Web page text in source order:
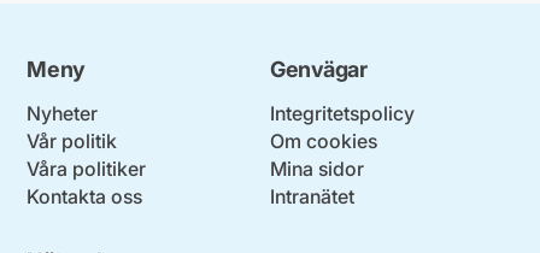
Meny
Nyheter
Vår politik
Våra politiker
Kontakta oss
Genvägar
Integritetspolicy
Om cookies
Mina sidor
Intranätet